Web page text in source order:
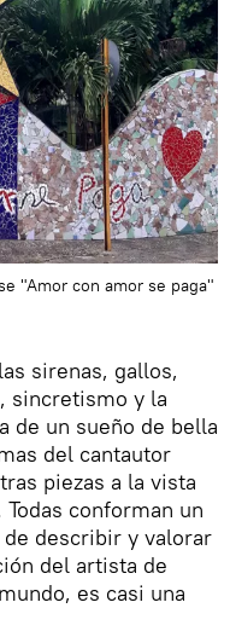
"Amor con amor se paga"
sirenas, gallos,
sincretismo y la
de un sueño de bella
del cantautor
piezas a la vista
conforman un
describir y valorar
del artista de
es casi una